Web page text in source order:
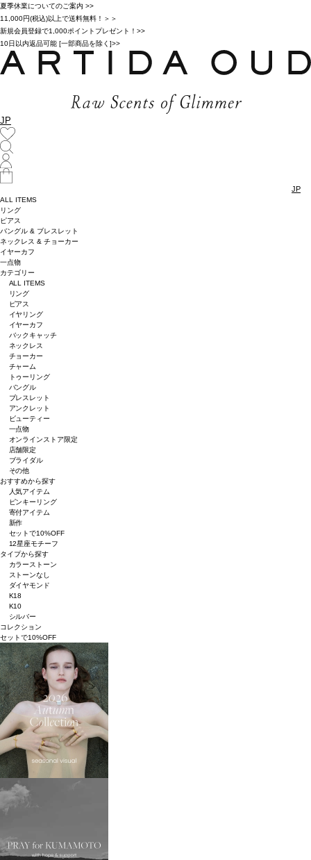
夏季休業についてのご案内 >>
11,000円(税込)以上で送料無料！＞＞
新規会員登録で1,000ポイントプレゼント！>>
10日以内返品可能 [一部商品を除く]>>
JP
JP
ALL ITEMS
リング
ピアス
バングル & ブレスレット
ネックレス & チョーカー
イヤーカフ
一点物
カテゴリー
ALL ITEMS
リング
ピアス
イヤリング
イヤーカフ
バックキャッチ
ネックレス
チョーカー
チャーム
トゥーリング
バングル
ブレスレット
アンクレット
ビューティー
一点物
オンラインストア限定
店舗限定
ブライダル
その他
おすすめから探す
人気アイテム
ピンキーリング
寄付アイテム
新作
セットで10%OFF
12星座モチーフ
タイプから探す
カラーストーン
ストーンなし
ダイヤモンド
K18
K10
シルバー
コレクション
セットで10%OFF